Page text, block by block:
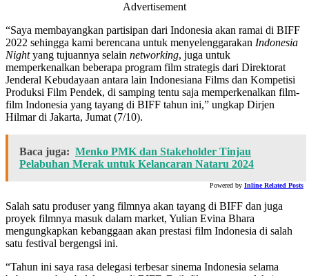
Advertisement
“Saya membayangkan partisipan dari Indonesia akan ramai di BIFF
2022 sehingga kami berencana untuk menyelenggarakan Indonesia
Nightyang tujuannya selain networking, juga untuk
memperkenalkan beberapa program film strategis dari Direktorat
Jenderal Kebudayaan antara lain Indonesiana Films dan Kompetisi
Produksi Film Pendek, di samping tentu saja memperkenalkan film-
film Indonesia yang tayang di BIFF tahun ini,” ungkap Dirjen
Hilmar di Jakarta, Jumat (7/10).
Baca juga: Menko PMK dan Stakeholder Tinjau
Pelabuhan Merak untuk Kelancaran Nataru 2024
Powered by Inline Related Posts
Salah satu produser yang filmnya akan tayang di BIFF dan juga
proyek filmnya masuk dalam market, Yulian Evina Bhara
mengungkapkan kebanggaan akan prestasi film Indonesia di salah
satu festival bergengsi ini.
“Tahun ini saya rasa delegasi terbesar sinema Indonesia selama